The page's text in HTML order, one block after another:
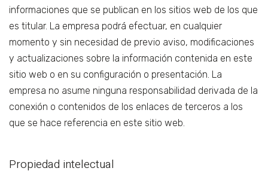
informaciones que se publican en los sitios web de los que
es titular. La empresa podrá efectuar, en cualquier
momento y sin necesidad de previo aviso, modificaciones
y actualizaciones sobre la información contenida en este
sitio web o en su configuración o presentación. La
empresa no asume ninguna responsabilidad derivada de la
conexión o contenidos de los enlaces de terceros a los
que se hace referencia en este sitio web.
Propiedad intelectual